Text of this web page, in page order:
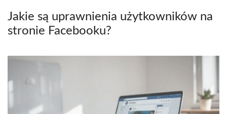
Jakie są uprawnienia użytkowników na
stronie Facebooku?